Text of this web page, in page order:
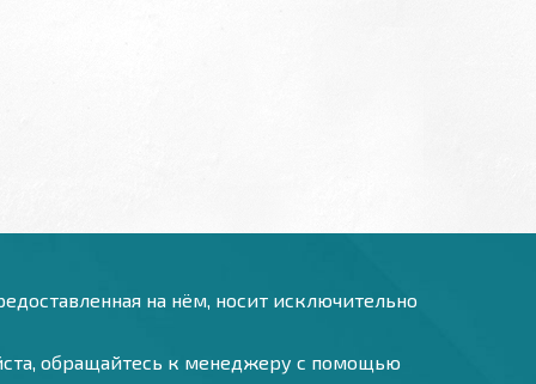
на нём, носит исключительно
обращайтесь к менеджеру с помощью